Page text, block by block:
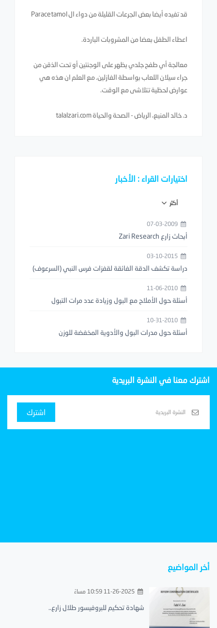
قد تفيده أيضا بعض الجرعات القليلة من دواء ال Paracetamol
اعطاء الطفل بعضا من المشروبات الباردة.
معالجة أي طفح جلدي يظهر على الوجنتين أو تحت الذقن من
جراء سيلان اللعاب بواسطة الفازلين. مع العلم ان هذه هي
عوارض لحظية تتلاشى مع الوقت.
د. خالد المنيع، الرياض - الصحة والحياة talalzari.com
اختيارات القراء : الأخبار
أكثر
أبحاث زارع Zari Research
دراسة تكشف الدقة الفائقة لقفزات فرس النبي (السرعوف)
أسئلة حول الأملاح مع البول وزيادة عدد مرات التبول
أسئلة حول مدرات البول والأدوية المخفضة للوزن
اشترك معنا في النشرة البريدية
اشترك
أخر المواضيع
11-26-2025 10:59 مساءً
شهادة تحكيم للبروفيسور طلال زارع..